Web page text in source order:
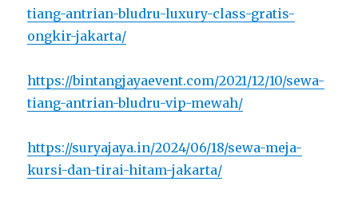
tiang-antrian-bludru-luxury-class-gratis-
ongkir-jakarta/
https://bintangjayaevent.com/2021/12/10/sewa-
tiang-antrian-bludru-vip-mewah/
https://suryajaya.in/2024/06/18/sewa-meja-
kursi-dan-tirai-hitam-jakarta/